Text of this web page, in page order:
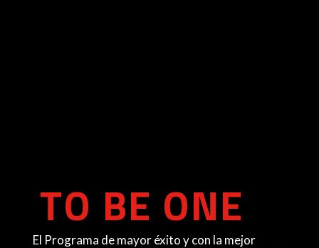
TO BE ONE
El Programa de mayor éxito y con la mejor